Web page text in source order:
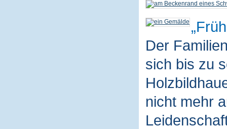
Der
sich bis zu
nicht mehr